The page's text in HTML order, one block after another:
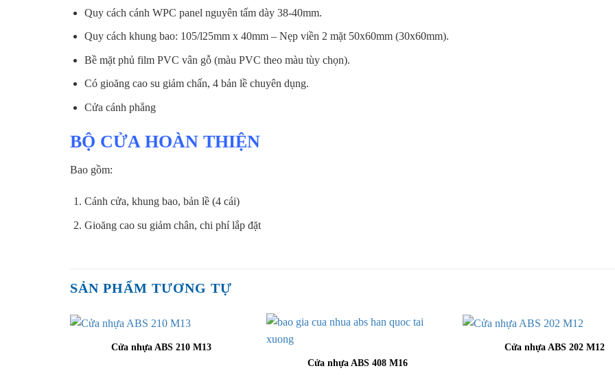
Quy cách cánh WPC panel nguyên tấm dày 38-40mm.
Quy cách khung bao: 105/l25mm x 40mm – Nẹp viền 2 mặt 50x60mm (30x60mm).
Bề mặt phủ film PVC vân gỗ (màu PVC theo màu tùy chọn).
Có gioăng cao su giảm chấn, 4 bản lề chuyên dụng.
Cửa cánh phẳng
BỘ CỬA HOÀN THIỆN
Bao gồm:
Cánh cửa, khung bao, bản lề (4 cái)
Gioăng cao su giảm chân, chi phí lắp đặt
SẢN PHẨM TƯƠNG TỰ
Cửa nhựa ABS 210 M13
Cửa nhựa ABS 408 M16
Cửa nhựa ABS 202 M12